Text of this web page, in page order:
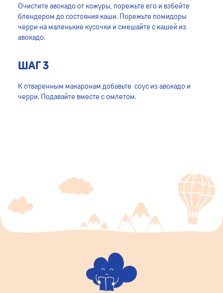
Очистите авокадо от кожуры, порежьте его и взбейте
блендером до состояния каши. Порежьте помидоры
черри на маленькие кусочки и смешайте с кашей из
авокадо.
ШАГ 3
К отваренным макаронам добавьте соус из авокадо и
черри. Подавайте вместе с омлетом.